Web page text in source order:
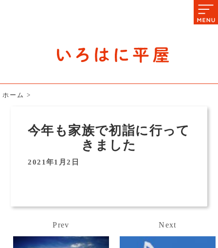
ホーム >
今年も家族で初詣に行って
きました
2021年1月2日
Prev Next